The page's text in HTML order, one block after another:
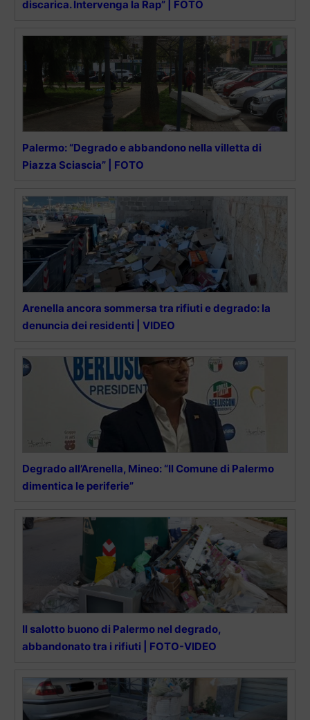
discarica. Intervenga la Rap” | FOTO
Palermo: “Degrado e abbandono nella villetta di
Piazza Sciascia” | FOTO
Arenella ancora sommersa tra rifiuti e degrado: la
denuncia dei residenti | VIDEO
Degrado all’Arenella, Mineo: “Il Comune di Palermo
dimentica le periferie”
Il salotto buono di Palermo nel degrado,
abbandonato tra i rifiuti | FOTO-VIDEO